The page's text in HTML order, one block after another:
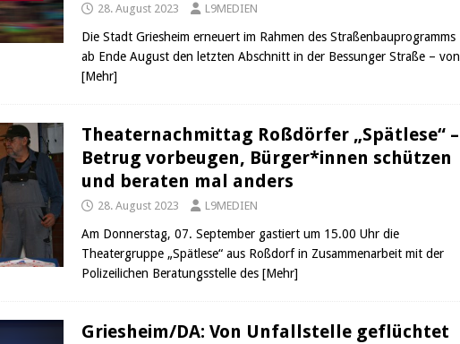
28. August 2023 L9MEDIEN
Die Stadt Griesheim erneuert im Rahmen des Straßenbauprogramms
ab Ende August den letzten Abschnitt in der Bessunger Straße – von
[Mehr]
Theaternachmittag Roßdörfer „Spätlese“ –
Betrug vorbeugen, Bürger*innen schützen
und beraten mal anders
28. August 2023 L9MEDIEN
Am Donnerstag, 07. September gastiert um 15.00 Uhr die
Theatergruppe „Spätlese“ aus Roßdorf in Zusammenarbeit mit der
Polizeilichen Beratungsstelle des [Mehr]
Griesheim/DA: Von Unfallstelle geflüchtet